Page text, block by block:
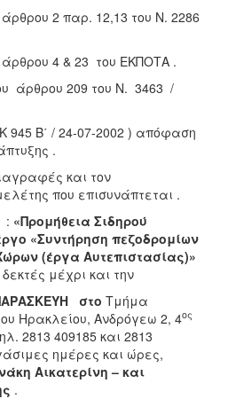
2 παρ. 12,13 του Ν. 2286
άρθρου 4 & 23 του ΕΚΠΟΤΑ .
άρθρου 209 του Ν. 3463 /
945 Β΄ / 24-07-2002 ) απόφαση
.
και τον
που επισυνάπτεται .
: «Προμήθεια Σιδηρού
«Συντήρηση πεζοδρομίων
(έργα Αυτεπιστασίας)»
μέχρι και την
στο Τμήμα
Ηρακλείου, Ανδρόγεω 2, 4ος
2813 409185 και 2813
ημέρες και ώρες,
Αικατερίνη – και
.